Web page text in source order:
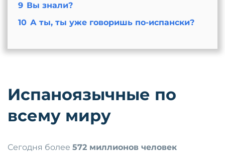
9 Вы знали?
10 А ты, ты уже говоришь по-испански?
Испаноязычные по
всему миру
Сегодня более 572 миллионов человек